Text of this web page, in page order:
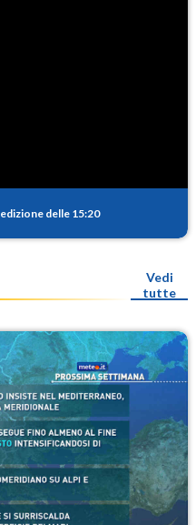
edizione delle 15:20
Vedi
tutte